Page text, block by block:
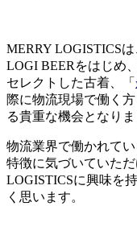
MERRY LOGISTICS
LOGI BEERをはじめ
セレクトした古着、「
際に物流現場で働く
る貴重な機会となりま
物流業界で働かれて
特徴に気づいていた
LOGISTICSに興味を
く思います。